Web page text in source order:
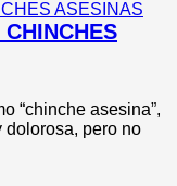
“chinche asesina”,
dolorosa, pero no